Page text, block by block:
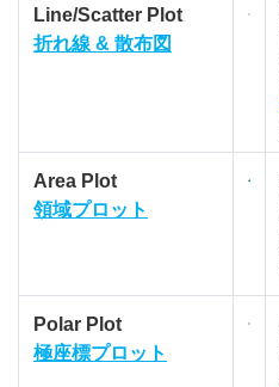
Line/Scatter Plot
折れ線 & 散布図
Area Plot
領域プロット
Polar Plot
極座標プロット